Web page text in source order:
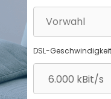
DSL-Geschwindigkeit